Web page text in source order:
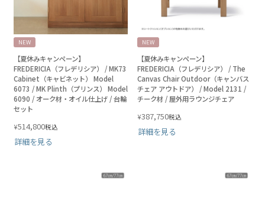
NEW
【夏休みキャンペーン】
FREDERICIA（フレデリシア） / MK73
Cabinet（キャビネット） Model
6073 / MK Plinth（プリンス） Model
6090 / オーク材・オイル仕上げ / 台輪
セット
¥514,800税込
詳細を見る
NEW
【夏休みキャンペーン】
FREDERICIA（フレデリシア） / The
Canvas Chair Outdoor（キャンバス
チェア アウトドア） / Model 2131 /
チーク材 / 屋外用ラウンジチェア
¥387,750税込
詳細を見る